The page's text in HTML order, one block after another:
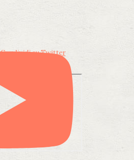
Condividi su Twitter